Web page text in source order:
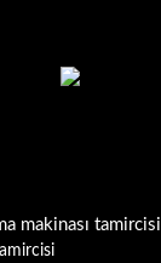
makinası tamircisi